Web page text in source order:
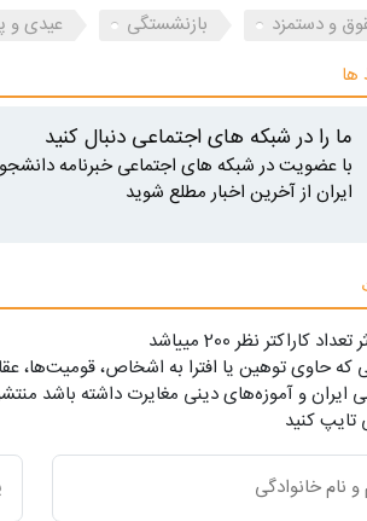
و دستمزد بازنشستگی
عیدی و
ها
ما را در شبکه های اجتماعی دنبال کنید
با عضویت در شبکه های اجتماعی خبرنامه
ایران از آخرین اخبار مطلع شوید
کاراکتر نظر 200 ميياشد
که حاوی توهین یا افترا به اشخاص، قومیت‌ها،
ایران و آموزه‌های دینی مغایرت داشته باشد
تایپ کنید